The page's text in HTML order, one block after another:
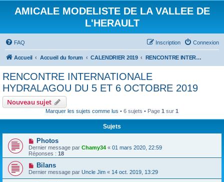
AMICALE MODELISTE DE LA VALLEE DE
L'HERAULT
FAQ Connexion
Inscription
Accueil Accueil du forum CALENDRIER 2019 RENCONTRE INTERNATIONALE HYDRALAGOU DU 5 ET 6 OCTOBRE 2019
RENCONTRE INTERNATIONALE
HYDRALAGOU DU 5 ET 6 OCTOBRE 2019
Nouveau sujet
Marquer les sujets comme lus • 6 sujets • Page 1 sur 1
Sujets
Photos
Dernier message par Chamy34 « 01 mars 2020, 22:59
Réponses : 18
Bilans
Dernier message par Uncle Jim « 14 oct. 2019, 13:29